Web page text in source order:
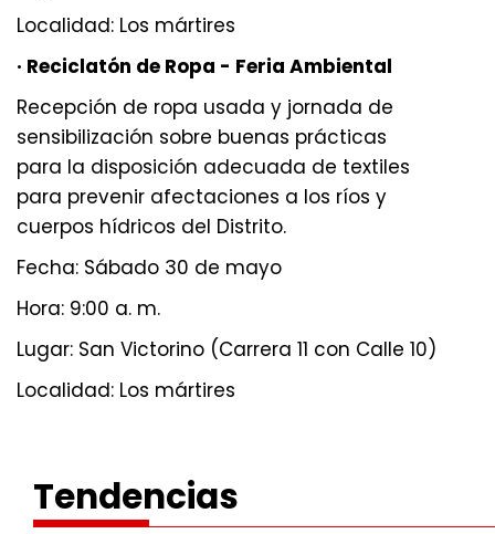
Localidad: Los mártires
· Reciclatón de Ropa - Feria Ambiental
Recepción de ropa usada y jornada de
sensibilización sobre buenas prácticas
para la disposición adecuada de textiles
para prevenir afectaciones a los ríos y
cuerpos hídricos del Distrito.
Fecha: Sábado 30 de mayo
Hora: 9:00 a. m.
Lugar: San Victorino (Carrera 11 con Calle 10)
Localidad: Los mártires
Tendencias